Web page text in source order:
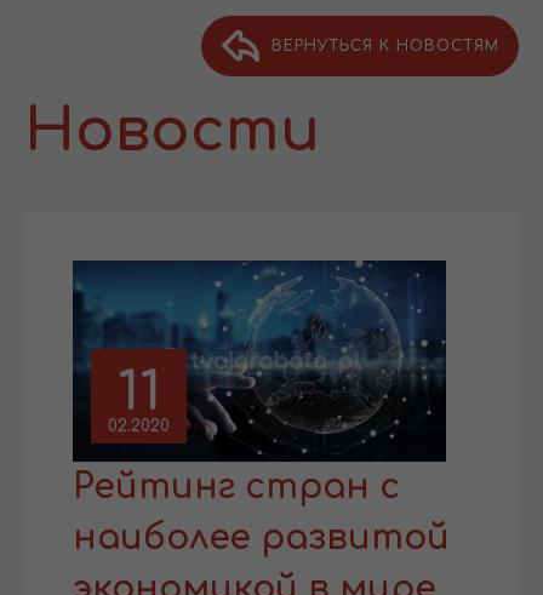
ВЕРНУТЬСЯ К НОВОСТЯМ
Новости
11
02.2020
Рейтинг стран с
наиболее развитой